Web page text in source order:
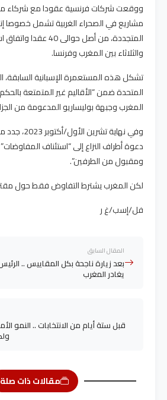
ووقعت شركات فرنسية عقودا مع شركاء
مشاريع في الصحراء الغربية تشمل خصوصا
المتجددة، من أصل حوالى
والثلاثاء بين المغرب وفرنسا.
تشكل هذه المستعمرة الإسبانية السابقة،
المتحدة ضمن “الأقاليم غير المتمتعة
المغرب وجبهة بوليساريو المدعومة من
وفي نهاية
دعوة أطراف النزاع إلى “استئناف
ومقبول من الطرفين”.
لكن المغرب يشترط التفاوض فقط حول
فل/إسب/غ ر
المقال السابق
بعد زيارة ناجحة بكل المقاييس ..
يغادر المغرب
قبل ستة أيام من الانتخابات .. النمو
مقالات ذات صلة